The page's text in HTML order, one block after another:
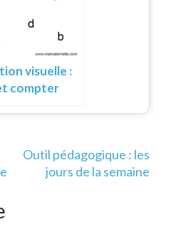
visuelle :
compter
Outil pédagogique : les
jours de la semaine